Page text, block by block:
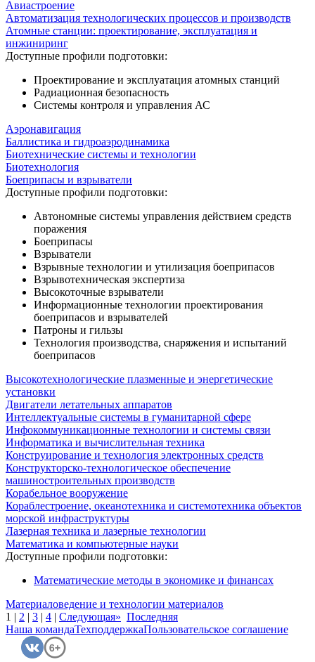
Авиастроение
Автоматизация технологических процессов и производств
Атомные станции: проектирование, эксплуатация и
инжиниринг
Доступные профили подготовки:
Проектирование и эксплуатация атомных станций
Радиационная безопасность
Системы контроля и управления АС
Аэронавигация
Баллистика и гидроаэродинамика
Биотехнические системы и технологии
Биотехнология
Боеприпасы и взрыватели
Доступные профили подготовки:
Автономные системы управления действием средств
поражения
Боеприпасы
Взрыватели
Взрывные технологии и утилизация боеприпасов
Взрывотехническая экспертиза
Высокоточные взрыватели
Информационные технологии проектирования
боеприпасов и взрывателей
Патроны и гильзы
Технология производства, снаряжения и испытаний
боеприпасов
Высокотехнологические плазменные и энергетические
установки
Двигатели летательных аппаратов
Интеллектуальные системы в гуманитарной сфере
Инфокоммуникационные технологии и системы связи
Информатика и вычислительная техника
Конструирование и технология электронных средств
Конструкторско-технологическое обеспечение
машиностроительных производств
Корабельное вооружение
Кораблестроение, океанотехника и системотехника объектов
морской инфраструктуры
Лазерная техника и лазерные технологии
Математика и компьютерные науки
Доступные профили подготовки:
Математические методы в экономике и финансах
Материаловедение и технологии материалов
1 | 2 | 3 | 4 | Следующая» Последняя
Наша командаТехподдержкаПользовательское соглашение